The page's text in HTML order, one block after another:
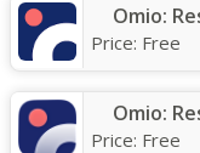
Omio:
Price: Free
Omio:
Price: Free